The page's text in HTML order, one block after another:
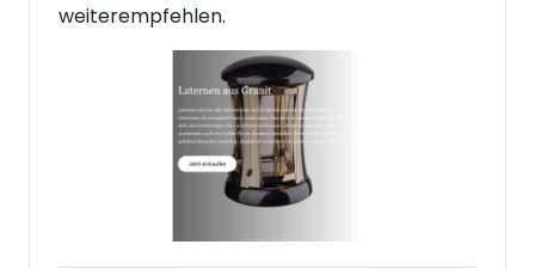
weiterempfehlen.